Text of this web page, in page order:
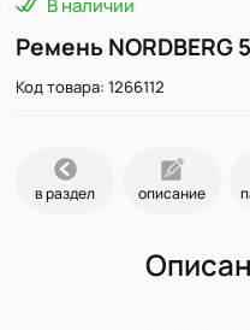
Ремень NORDBERG
Код товара: 1266112
в раздел описание